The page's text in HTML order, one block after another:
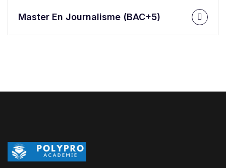
En Savoir Plus
Master En Journalisme (BAC+5)